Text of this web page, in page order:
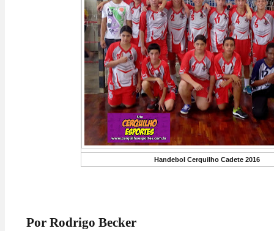
Handebol Cerquilho Cadete 2016
Por Rodrigo Becker